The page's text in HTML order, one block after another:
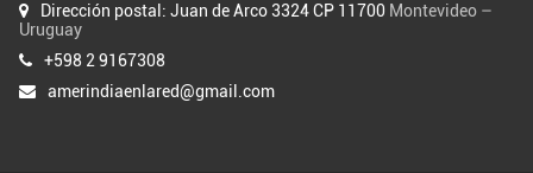
Dirección postal: Juan de Arco 3324 CP 11700 Montevideo –
Uruguay
+598 2 9167308
amerindiaenlared@gmail.com